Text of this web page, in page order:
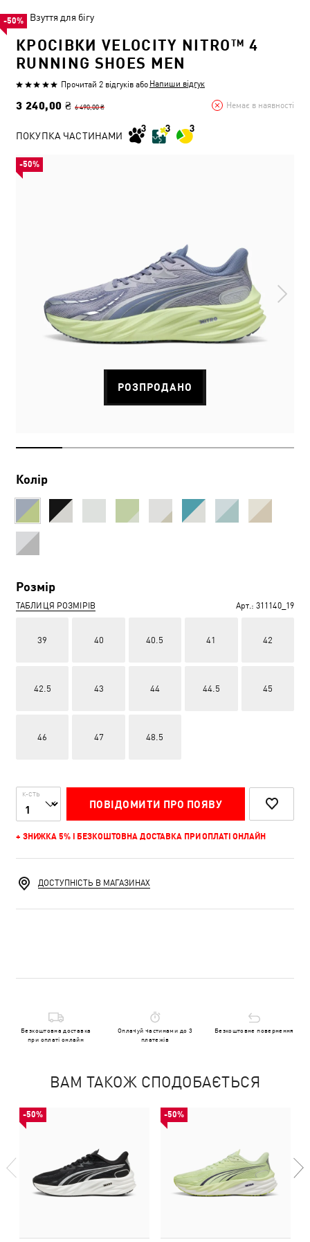
Взуття для бігу
КРОСІВКИ VELOCITY NITRO™ 4
RUNNING SHOES MEN
Прочитай 2 відгуків або Напиши відгук
3 240,00 ₴ 6 490,00 ₴ Немає в наявності
-50%
ПОКУПКА ЧАСТИНАМИ
РОЗПРОДАНО
Колір
Розмір
ТАБЛИЦЯ РОЗМІРІВ Арт.: 311140_19
39 40 40.5 41 42
42.5 43 44 44.5 45
46 47 48.5
К-СТЬ
ПОВІДОМИТИ ПРО ПОЯВУ
+ ЗНИЖКА 5% І БЕЗКОШТОВНА ДОСТАВКА ПРИ ОПЛАТІ ОНЛАЙН
-50%
ДОСТУПНІСТЬ В МАГАЗИНАХ
Безкоштовна доставка
при оплаті онлайн
Оплачуй частинами до 3
платежів
Безкоштовне повернення
ВАМ ТАКОЖ СПОДОБАЄТЬСЯ
-50% -50%